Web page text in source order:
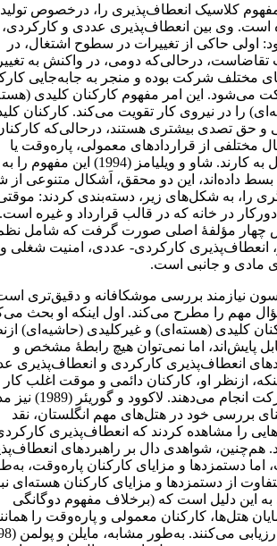
(1984) مفهوم کلاسیک انعطاف‌پذیری را، درخصوص
است. وی بین انعطاف‌پذیری عددی و کارکردی،
اولی حاکی از تغییرات در سطوح اشتغال، در
تقاضاست، درحالی‌که دومی، در واکنش به
مختلف شرکت بوده و منجر به جابه‌جایی
می‌شود. این امر مفهوم کارکنان کلیدی
را در نیروی کار تقویت می‌کند. کارکنان
و حق تصدی بیشتری هستند، درحالی‌که
مختلفی از قراردادهای معمولی، پاره‌وقت یا
کوتاه‌مدت، مشغول به کارند. شاو و ویلیامز (1994) این مفهوم را به
داده‌اند، این دو محقق، اَشکال متنوعی از
را، به شکل‌های زیر، دسته‌بندی کردند:
در خانه که در قالب قرارداد و غیره
چهار مؤلفۀ اصلی صورت گرفت که شامل
انعطاف‌پذیری کارکردی- عددی، امنیت شغلی و
مادی و جانبی است.
نیازمند بررسی موشکافانه و دقیق‌تری
دو سؤال مهم را مطرح می‌کند. اول اینکه او بحث
کلیدی (هسته‌ای) و غیرکلیدی (حاشیه‌ای)
پایش‌اند، اما نمی‌توان هیچ رابطۀ مشخص و
انعطاف‌پذیری کارکردی و انعطاف‌پذیری
ازنظر او، کارکنان دائمی و موقت اغلب کار
مشترکی را در شرکت انجام می‌دهند. لاکوود و
بررسی خود در هتل‌های مهم انگلستان، نقد
را مشاهده کردند که انعطاف‌پذیری
هم‌چنین، شواهدی دال بر راهبردهای
دستمزدها و مزایای کارکنان پاره‌وقت،
از دستمزدها و مزایای کارکنان هسته‌ای
به این دلیل است که (برخلاف مفهوم دوگانگی
هتل‌ها، کارکنان معمولی و پاره‌وقت را